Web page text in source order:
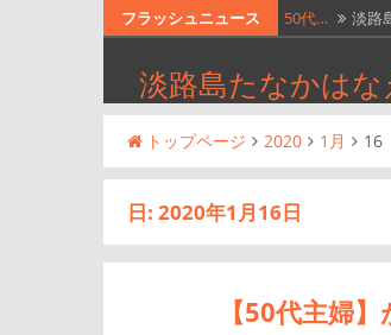
ン
へ
キ
フラッシュニュース 50代… 淡路
【50… 淡路
【50…
淡路島たなかはな
トップページ 2020 1月 16
日: 2020年1月16日
【50代主婦